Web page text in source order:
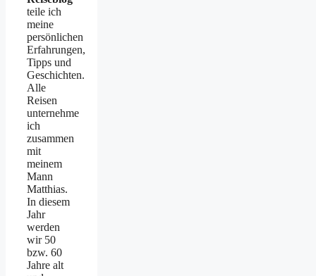
teile ich
meine
persönlichen
Erfahrungen,
Tipps und
Geschichten.
Alle
Reisen
unternehme
ich
zusammen
mit
meinem
Mann
Matthias.
In diesem
Jahr
werden
wir 50
bzw. 60
Jahre alt